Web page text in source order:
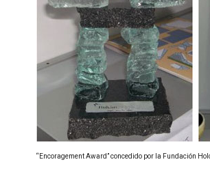
“Encoragement Award” concedido por la Fundación